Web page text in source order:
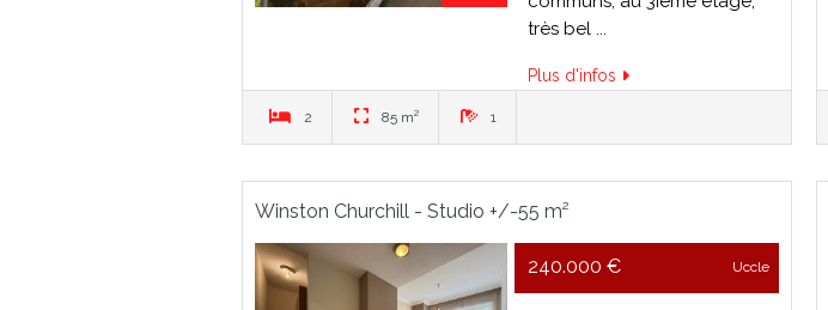
très bel ...
Plus d'infos
2 85 m² 1
Winston Churchill - Studio +/-55 m²
240.000 € Uccle